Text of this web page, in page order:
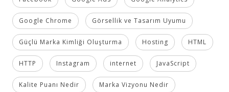
Google Chrome Görsellik ve Tasarım Uyumu
Güçlü Marka Kimliği Oluşturma Hosting HTML
HTTP Instagram internet JavaScript
Kalite Puanı Nedir Marka Vizyonu Nedir